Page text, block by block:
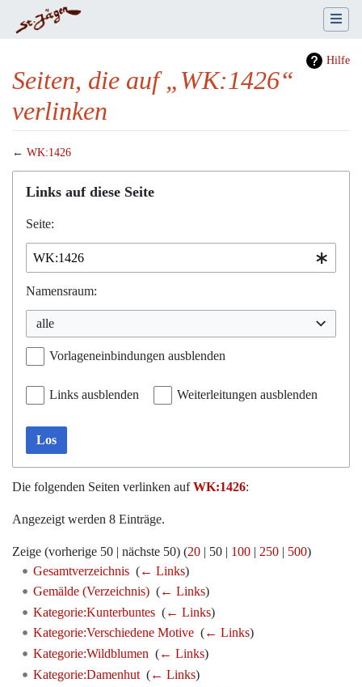
Hilfe
Seiten, die auf „WK:1426“
verlinken
← WK:1426
Wechseln zu:Navigation,Suche
Links auf diese Seite
Seite:
Namensraum:
alle
Vorlageneinbindungen ausblenden
Links ausblenden Weiterleitungen ausblenden
Los
Die folgenden Seiten verlinken aufWK:1426:
Angezeigt werden 8 Einträge.
Zeige (vorherige 50 | nächste 50) (20 | 50 | 100 | 250 | 500)
Gesamtverzeichnis‎ (← Links)
Gemälde (Verzeichnis)‎ (← Links)
Kategorie:Kunterbuntes‎ (← Links)
Kategorie:Verschiedene Motive‎ (← Links)
Kategorie:Wildblumen (← Links)
Kategorie:Damenhut‎ (← Links)